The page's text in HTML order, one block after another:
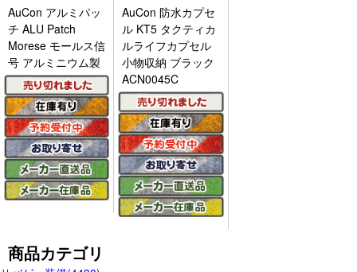
AuCon アルミパッ
チ ALU Patch
Morese モールス信
号 アルミニウム製
AuCon 防水カプセ
ル KT5 タクティカ
ルライフカプセル
小物収納 ブラック
ACN0045C
商品カテゴリ